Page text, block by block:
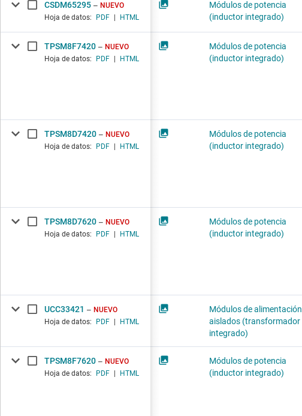
CSDM65295
NUEVO
Hoja de datos:
PDF HTML
TPSM8F7420
NUEVO
Hoja de datos:
PDF HTML
TPSM8D7420
NUEVO
Hoja de datos:
PDF HTML
TPSM8D7620
NUEVO
Hoja de datos:
PDF HTML
UCC33421
NUEVO
Hoja de datos:
PDF HTML
TPSM8F7620
NUEVO
Hoja de datos:
PDF HTML
Módulos de potencia
(inductor integrado)
Módulos de potencia
(inductor integrado)
Módulos de potencia
(inductor integrado)
Módulos de potencia
(inductor integrado)
Módulos de alimentación
aislados (transformador
integrado)
Módulos de potencia
(inductor integrado)